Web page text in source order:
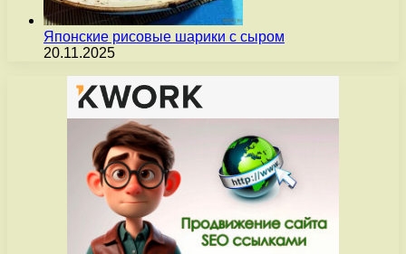
Японские рисовые шарики с сыром
20.11.2025